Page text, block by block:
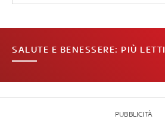
SALUTE E BENESSERE: PIÙ LETTI
PUBBLICITÀ